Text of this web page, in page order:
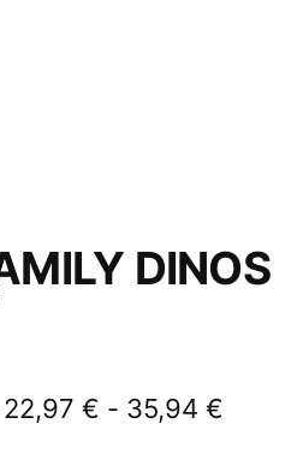
DINOS
22,97 € - 35,94 €